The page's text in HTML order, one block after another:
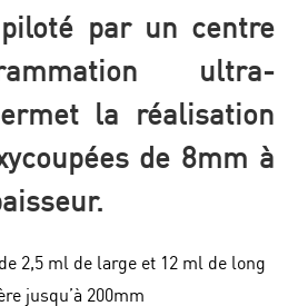
piloté par un centre
ultra-
la réalisation
de 8mm à
2,5 ml de large et 12 ml de long
jusqu’à 200mm